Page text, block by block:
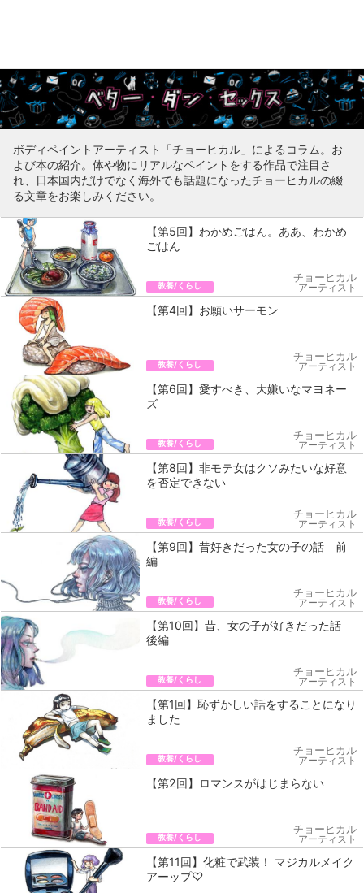
ボディペイントアーティスト「チョーヒカル」によるコラム。お
よび本の紹介。体や物にリアルなペイントをする作品で注目さ
れ、日本国内だけでなく海外でも話題になったチョーヒカルの綴
る文章をお楽しみください。
【第5回】わかめごはん。ああ、わかめ
ごはん
教養/くらし
チョーヒカル
アーティスト
【第4回】お願いサーモン
教養/くらし
チョーヒカル
アーティスト
【第6回】愛すべき、大嫌いなマヨネー
ズ
教養/くらし
チョーヒカル
アーティスト
【第8回】非モテ女はクソみたいな好意
を否定できない
教養/くらし
チョーヒカル
アーティスト
【第9回】昔好きだった女の子の話 前
編
教養/くらし
チョーヒカル
アーティスト
【第10回】昔、女の子が好きだった話
後編
教養/くらし
チョーヒカル
アーティスト
【第1回】恥ずかしい話をすることになり
ました
教養/くらし
チョーヒカル
アーティスト
【第2回】ロマンスがはじまらない
教養/くらし
チョーヒカル
アーティスト
【第11回】化粧で武装！ マジカルメイク
アーップ♡